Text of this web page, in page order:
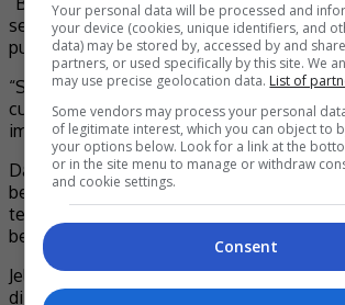
senaman yoga, tetapi saya perlu buat
pun tak sangka yang saya boleh buat
“Selain memberi cadangan kepada Shamyl,
cuba mencari pergerakan yang boleh
impak kepada watak Melur,” katanya.
Dalam pada itu, Marsha juga teruja kerana
bekerjasama dengan pelakon Nabila Huda
tersebut, namun pada masa yang sama
berada di set penggambaran.
Jelasnya, Nabila begitu menghayati watak
dijayakan sehingga membangkitkan aura
Your personal data will be processed and
your device (cookies, unique identifiers, and
data) may be stored by, accessed by and
partners, or used specifically by this site. We
may use precise geolocation data. List of
Some vendors may process your personal
of legitimate interest, which you can object to
your options below. Look for a link at the
or in the site menu to manage or withdraw
and cookie settings.
Consent